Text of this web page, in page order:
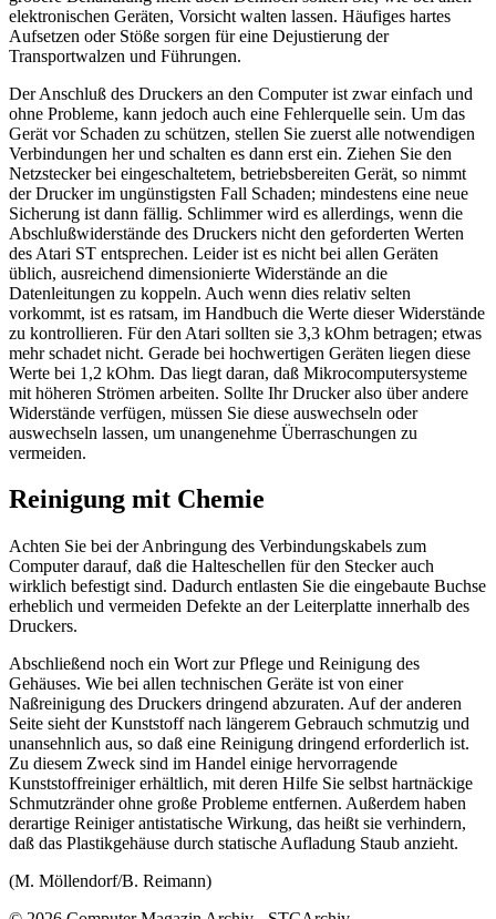
elektronischen Geräten, Vorsicht walten lassen. Häufiges hartes
Aufsetzen oder Stöße sorgen für eine Dejustierung der
Transportwalzen und Führungen.
Der Anschluß des Druckers an den Computer ist zwar einfach und
ohne Probleme, kann jedoch auch eine Fehlerquelle sein. Um das
Gerät vor Schaden zu schützen, stellen Sie zuerst alle notwendigen
Verbindungen her und schalten es dann erst ein. Ziehen Sie den
Netzstecker bei eingeschaltetem, betriebsbereiten Gerät, so nimmt
der Drucker im ungünstigsten Fall Schaden; mindestens eine neue
Sicherung ist dann fällig. Schlimmer wird es allerdings, wenn die
Abschlußwiderstände des Druckers nicht den geforderten Werten
des Atari ST entsprechen. Leider ist es nicht bei allen Geräten
üblich, ausreichend dimensionierte Widerstände an die
Datenleitungen zu koppeln. Auch wenn dies relativ selten
vorkommt, ist es ratsam, im Handbuch die Werte dieser Widerstände
zu kontrollieren. Für den Atari sollten sie 3,3 kOhm betragen; etwas
mehr schadet nicht. Gerade bei hochwertigen Geräten liegen diese
Werte bei 1,2 kOhm. Das liegt daran, daß Mikrocomputersysteme
mit höheren Strömen arbeiten. Sollte Ihr Drucker also über andere
Widerstände verfügen, müssen Sie diese auswechseln oder
auswechseln lassen, um unangenehme Überraschungen zu
vermeiden.
Reinigung mit Chemie
Achten Sie bei der Anbringung des Verbindungskabels zum
Computer darauf, daß die Halteschellen für den Stecker auch
wirklich befestigt sind. Dadurch entlasten Sie die eingebaute Buchse
erheblich und vermeiden Defekte an der Leiterplatte innerhalb des
Druckers.
Abschließend noch ein Wort zur Pflege und Reinigung des
Gehäuses. Wie bei allen technischen Geräte ist von einer
Naßreinigung des Druckers dringend abzuraten. Auf der anderen
Seite sieht der Kunststoff nach längerem Gebrauch schmutzig und
unansehnlich aus, so daß eine Reinigung dringend erforderlich ist.
Zu diesem Zweck sind im Handel einige hervorragende
Kunststoffreiniger erhältlich, mit deren Hilfe Sie selbst hartnäckige
Schmutzränder ohne große Probleme entfernen. Außerdem haben
derartige Reiniger antistatische Wirkung, das heißt sie verhindern,
daß das Plastikgehäuse durch statische Aufladung Staub anzieht.
(M. Möllendorf/B. Reimann)